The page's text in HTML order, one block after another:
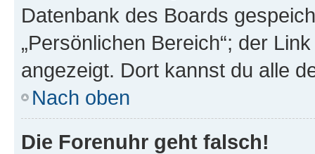
Datenbank des Boards
„Persönlichen Bereich“; der
angezeigt. Dort kannst du alle
Nach oben
Die Forenuhr geht falsch!